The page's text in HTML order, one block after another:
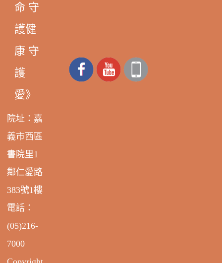
命 守
護健
康 守
護
愛》
院址：嘉
義市西區
書院里1
鄰仁愛路
383號1樓
電話：
(05)216-
7000